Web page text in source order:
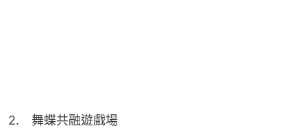
2.　舞蝶共融遊戲場